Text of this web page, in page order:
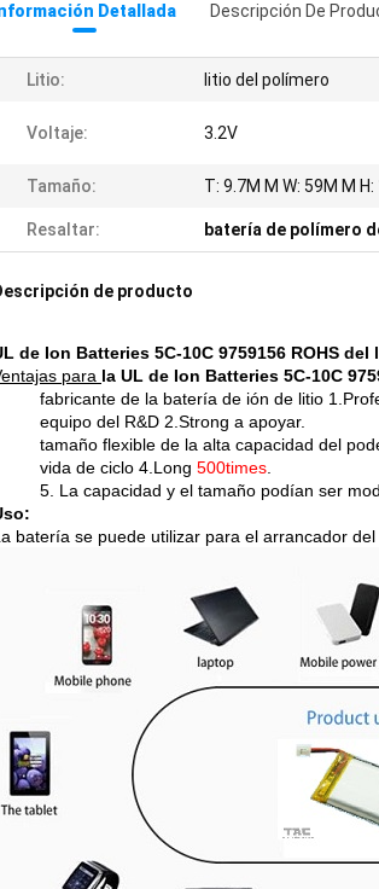
Detallada Descripción De
Litio: litio del polímero
Voltaje: 3.2V
Tamaño: T: 9.7M M W: 59M M H:
Resaltar: batería de polímero
de producto
de Ion Batteries 5C-10C 9759156 ROHS
para la UL de Ion Batteries 5C-10C
fabricante de la batería de ión de litio
equipo del R&D 2.Strong a apoyar.
tamaño flexible de la alta capacidad del
vida de ciclo 4.Long 500times
5. La capacidad y el tamaño podían ser
batería se puede utilizar para el arrancador